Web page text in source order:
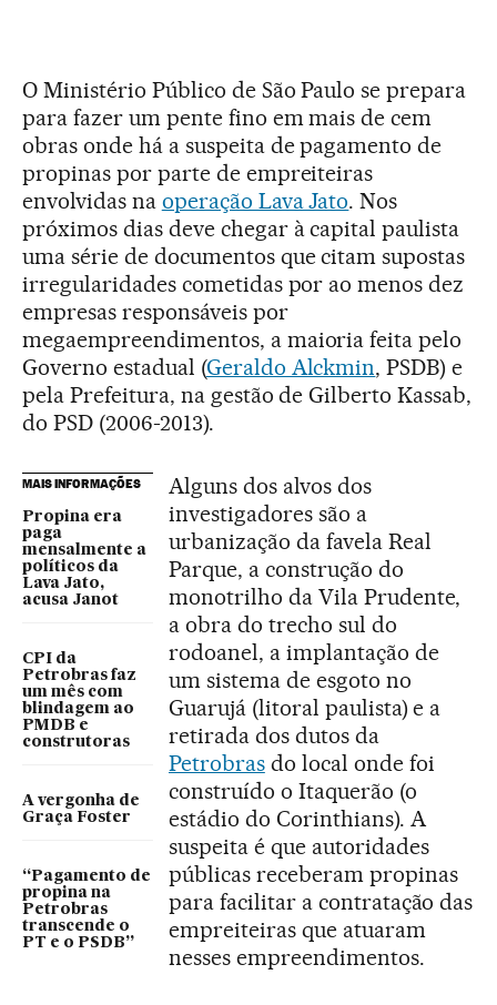
O Ministério Público de São Paulo se prepara
para fazer um pente fino em mais de cem
obras onde há a suspeita de pagamento de
propinas por parte de empreiteiras
envolvidas na operação Lava Jato. Nos
próximos dias deve chegar à capital paulista
uma série de documentos que citam supostas
irregularidades cometidas por ao menos dez
empresas responsáveis por
megaempreendimentos, a maioria feita pelo
Governo estadual (Geraldo Alckmin, PSDB) e
pela Prefeitura, na gestão de Gilberto Kassab,
do PSD (2006-2013).
MAIS INFORMAÇÕES
Propina era
paga
mensalmente a
políticos da
Lava Jato,
acusa Janot
CPI da
Petrobras faz
um mês com
blindagem ao
PMDB e
construtoras
A vergonha de
Graça Foster
“Pagamento de
propina na
Petrobras
transcende o
PT e o PSDB”
Alguns dos alvos dos
investigadores são a
urbanização da favela Real
Parque, a construção do
monotrilho da Vila Prudente,
a obra do trecho sul do
rodoanel, a implantação de
um sistema de esgoto no
Guarujá (litoral paulista) e a
retirada dos dutos da
Petrobrasdo local onde foi
construído o Itaquerão (o
estádio do Corinthians). A
suspeita é que autoridades
públicas receberam propinas
para facilitar a contratação das
empreiteiras que atuaram
nesses empreendimentos.